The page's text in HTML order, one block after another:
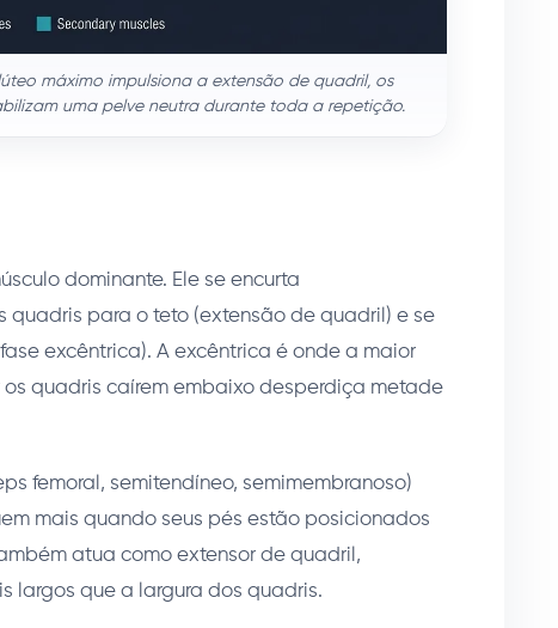
máximo impulsiona a extensão de quadril, os
uma pelve neutra durante toda a repetição.
dominante. Ele se encurta
quadris para o teto (extensão de quadril) e se
excêntrica). A excêntrica é onde a maior
quadris caírem embaixo desperdiça metade
femoral, semitendíneo, semimembranoso)
mais quando seus pés estão posicionados
atua como extensor de quadril,
largos que a largura dos quadris.